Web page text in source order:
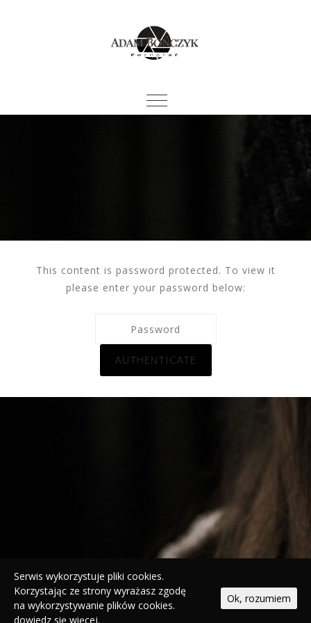
This content is password protected. To view it
please enter your password below:
Serwis wykorzystuje pliki cookies.
Korzystając ze strony wyrażasz zgodę
na wykorzystywanie plików cookies.
dowiedz się więcej.
Ok, rozumiem